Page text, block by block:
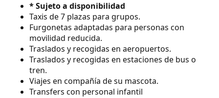
* Sujeto a disponibilidad
Taxis de 7 plazas para grupos.
Furgonetas adaptadas para personas con
movilidad reducida.
Traslados y recogidas en aeropuertos.
Traslados y recogidas en estaciones de bus o
tren.
Viajes en compañía de su mascota.
Transfers con personal infantil